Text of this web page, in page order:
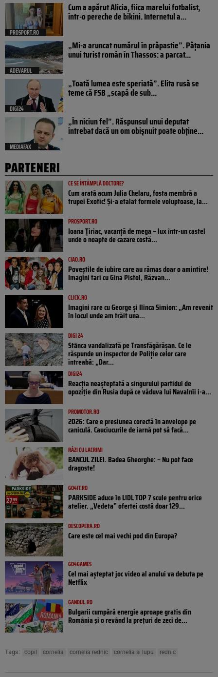
PROSPORT.RO
Cum a apărut Alicia, fiica marelui fotbalist,
într-o pereche de bikini. Internetul a...
ADEVARUL
„Mi-a aruncat numărul în prăpastie”. Pățania
unui turist român în Thassos: a parcat...
DIGI24
„Toată lumea este speriată”. Elita rusă se
teme că FSB „scapă de sub...
MEDIAFAX
„În niciun fel”. Răspunsul unui deputat
întrebat dacă un om obișnuit poate obține...
PARTENERI
CE SE ÎNTÂMPLĂ DOCTORE?
Cum arată acum Julia Chelaru, fosta membră a
trupei Exotic! Și-a etalat formele voluptoase, la...
PROSPORT.RO
Ioana Țiriac, vacanță de mega – lux într-un castel
unde o noapte de cazare costă...
CIAO.RO
Poveştile de iubire care au rămas doar o amintire!
Imagini tari cu Gina Pistol, Răzvan...
CLICK.RO
Imagini rare cu George și Ilinca Simion: „Am revenit
în locul unde am trăit una...
DIGI 24
Stânca vandalizată pe Transfăgărășan. Ce le
răspunde un inspector de Poliție celor care
întreabă: „Dar...
DIGI24
Reacția neașteptată a singurului partidul de
opoziţie din Rusia după ce văduva lui Navalnîi i-a...
PROMOTOR.RO
2026: Care e presiunea corectă în anvelope pe
caniculă. Cauciucurile de iarnă pot să facă...
RÂZI CU LACRIMI
BANCUL ZILEI. Badea Gheorghe: – Nu pot face
dragoste!
GO4IT.RO
PARKSIDE aduce în LIDL TOP 7 scule pentru orice
atelier. „Vedeta” ofertei costă doar 129...
DESCOPERA.RO
Care este cel mai vechi pod din Europa?
GO4GAMES
Cel mai așteptat joc video al anului va debuta pe
Netflix
GANDUL.RO
Bulgarii cumpără energie aproape gratis din
România și o revând la prețuri de zeci de...
Tags: copil cornelia cornelia rednic cornelia si lupu rednic